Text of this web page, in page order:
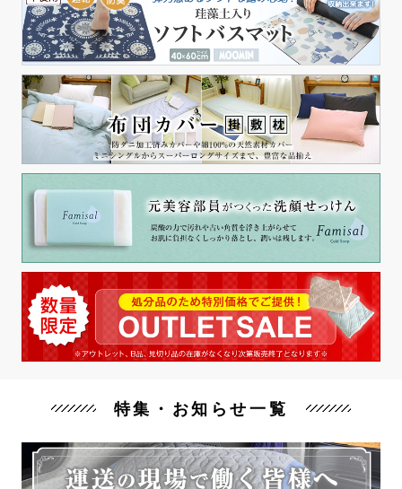
特集・お知らせ一覧